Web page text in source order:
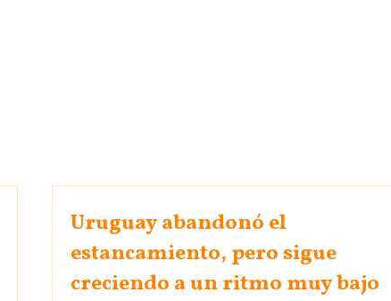
Uruguay abandonó el
estancamiento, pero sigue
creciendo a un ritmo muy bajo